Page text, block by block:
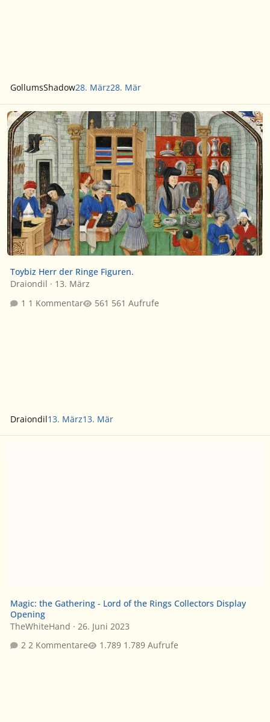
GollumsShadow28. März28. Mär
Toybiz Herr der Ringe Figuren.
Toybiz Herr der Ringe Figuren.
Draiondil · 13. März
1 Kommentar
561 Aufrufe
Draiondil13. März13. Mär
Magic: the Gathering - Lord of the Rings Collectors Display
Opening
TheWhiteHand · 26. Juni 2023
2 Kommentare
1.789 Aufrufe